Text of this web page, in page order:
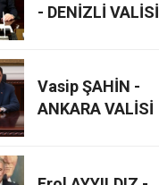
- DENİZLİ VALİSİ
Vasip ŞAHİN -
ANKARA VALİSİ